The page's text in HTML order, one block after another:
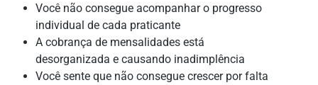
Você não consegue acompanhar o progresso
individual de cada praticante
A cobrança de mensalidades está
desorganizada e causando inadimplência
Você sente que não consegue crescer por falta